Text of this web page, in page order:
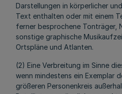
Darstellungen in körperlicher
Text enthalten oder mit einem
ferner besprochene Tonträger,
sonstige graphische
Ortspläne und Atlanten.
(2) Eine Verbreitung im Sinne
wenn mindestens ein Exemplar
größeren Personenkreis